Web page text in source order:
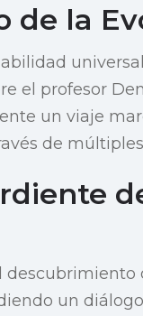
de la
el profesor
un viaje
de
un